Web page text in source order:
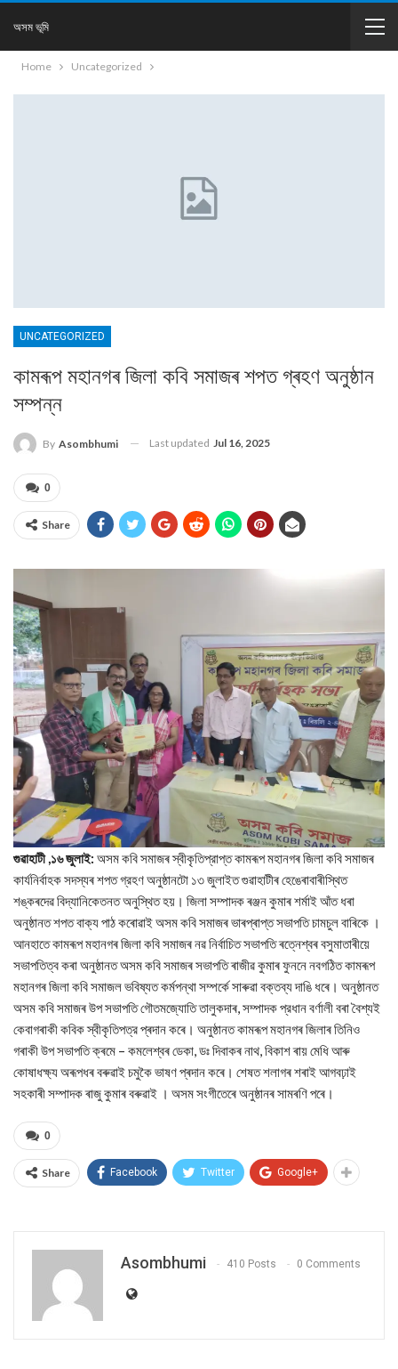
অসম ভূমি
Home Uncategorized
UNCATEGORIZED
কামৰূপ মহানগৰ জিলা কবি সমাজৰ শপত গ্ৰহণ অনুষ্ঠান
সম্পন্ন
By Asombhumi Last updated Jul 16, 2025
0
Share
গুৱাহাটী ,১৬ জুলাই: অসম কবি সমাজৰ স্বীকৃতিপ্রাপ্ত কামৰূপ মহানগৰ জিলা কবি সমাজৰ
কার্যনির্বাহক সদস্যৰ শপত গ্রহণ অনুষ্ঠানটো ১৩ জুলাইত গুৱাহাটীৰ হেঙেৰাবাৰীস্থিত
শঙ্কৰদেৱ বিদ্যানিকেতনত অনুস্থিত হয়। জিলা সম্পাদক ৰঞ্জন কুমাৰ শর্মাই আঁত ধৰা
অনুষ্ঠানত শপত বাক্য পাঠ কৰোৱাই অসম কবি সমাজৰ ভাৰপ্ৰাপ্ত সভাপতি চামচুল বাৰিকে ।
আনহাতে কামৰূপ মহানগৰ জিলা কবি সমাজৰ নৱ নির্বাচিত সভাপতি ৰত্নেশ্বৰ বসুমাতাৰীয়ে
সভাপতিত্ব কৰা অনুষ্ঠানত অসম কবি সমাজৰ সভাপতি ৰাজীৱ কুমাৰ ফুননে নবগঠিত কামৰূপ
মহানগৰ জিলা কবি সমাজল ভবিষ্যত কর্মপন্থা সম্পর্কে সাৰুৱা বক্তব্য দাঙি ধৰে। অনুষ্ঠানত
অসম কবি সমাজৰ উপ সভাপতি গৌতমজ্যোতি তালুকদাৰ, সম্পাদক প্রধান বৰ্ণালী বৰা বৈশ্যই
কেবাগৰাকী কবিক স্বীকৃতিপত্র প্ৰদান কৰে। অনুষ্ঠানত কামৰূপ মহানগৰ জিলাৰ তিনিও
গৰাকী উপ সভাপতি ক্ৰমে – কমলেশ্বৰ ডেকা, ডঃ দিবাকৰ নাথ, বিকাশ ৰায় মেধি আৰু
কোষাধক্ষ্য অৰূপধৰ বৰুৱাই চমুকৈ ভাষণ প্ৰদান কৰে। শেষত শলাগৰ শৰাই আগবঢ়াই
সহকাৰী সম্পাদক ৰাজু কুমাৰ বৰুৱাই । অসম সংগীতেৰে অনুষ্ঠানৰ সামৰণি পৰে।
0
Share Facebook Twitter Google+
Asombhumi 410 Posts 0 Comments